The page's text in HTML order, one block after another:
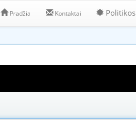
Pradžia Kontaktai Politikos